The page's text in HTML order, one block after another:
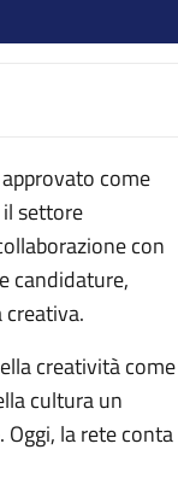
come
il settore
con
candidature,
creatività come
cultura un
la rete conta